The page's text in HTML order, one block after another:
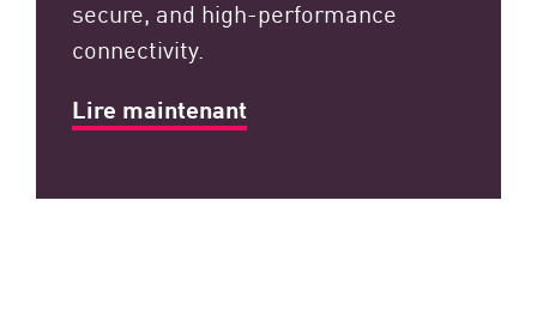
secure, and high-performance
connectivity.
Lire maintenant